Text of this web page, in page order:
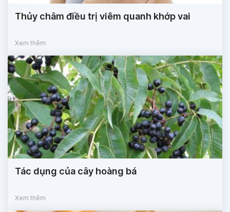
Thủy châm điều trị viêm quanh khớp vai
Xem thêm
Tác dụng của cây hoàng bá
Xem thêm